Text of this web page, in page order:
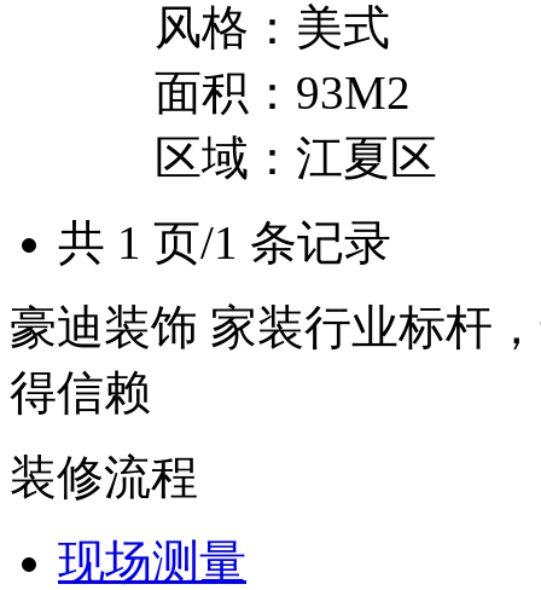
风格：美式
面积：93M2
区域：江夏区
共 1 页/1 条记录
豪迪装饰 家装行业标杆
得信赖
装修流程
现场测量